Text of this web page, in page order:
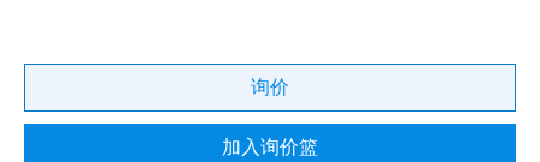
询价
加入询价篮